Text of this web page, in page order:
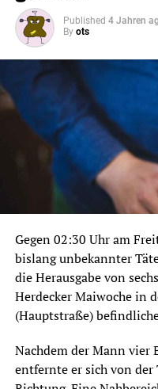
Published 4 Jahren
By ots
Gegen 02:30 Uhr am
bislang unbekannter
die Herausgabe von
Herdecker Maiwoche in
(Hauptstraße)
Nachdem der Mann vier
entfernte er sich von